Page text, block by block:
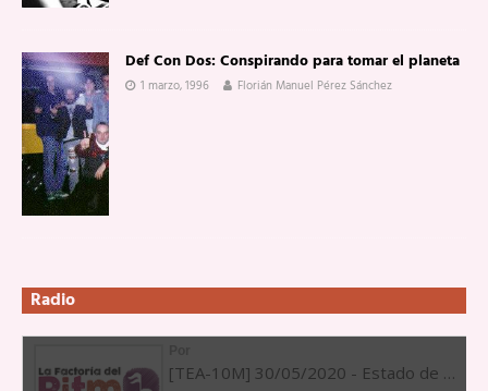
Def Con Dos: Conspirando para tomar el planeta
1 marzo, 1996 Florián Manuel Pérez Sánchez
Radio